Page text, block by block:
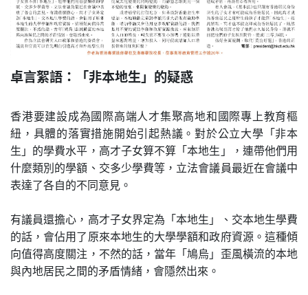
卓言絮語：「非本地生」的疑惑
香港要建設成為國際高端人才集聚高地和國際專上教育樞
紐，具體的落實措施開始引起熱議。對於公立大學「非本
生」的學費水平，高才子女算不算「本地生」，連帶他們用
什麼類別的學額、交多少學費等，立法會議員最近在會議中
表達了各自的不同意見。
有議員還擔心，高才子女界定為「本地生」、交本地生學費
的話，會佔用了原來本地生的大學學額和政府資源。這種傾
向值得高度關注，不然的話，當年「鳩烏」歪風橫流的本地
與內地居民之間的矛盾情緒，會隱然出來。